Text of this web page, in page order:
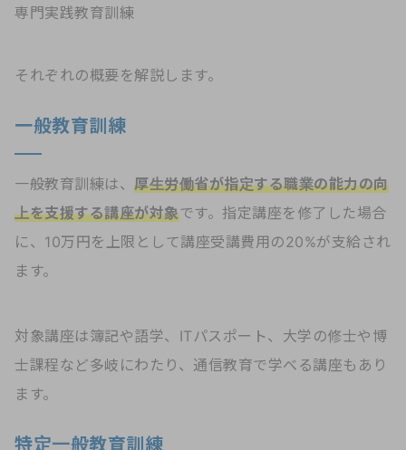
専門実践教育訓練
それぞれの概要を解説します。
一般教育訓練
一般教育訓練は、 厚生労働省が指定する職業の能力の向
上を支援する講座が対象です。指定講座を修了した場合
に、10万円を上限として講座受講費用の20%が支給され
ます。
対象講座は簿記や語学、ITパスポート、大学の修士や博
士課程など多岐にわたり、通信教育で学べる講座もあり
ます。
特定一般教育訓練